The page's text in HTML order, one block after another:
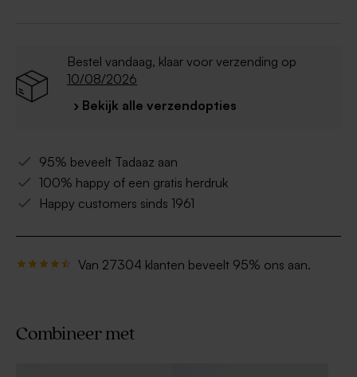
Bestel vandaag, klaar voor verzending op
10/08/2026
› Bekijk alle verzendopties
95% beveelt Tadaaz aan
100% happy of een gratis herdruk
Happy customers sinds 1961
Van 27304 klanten beveelt 95% ons aan.
Combineer met